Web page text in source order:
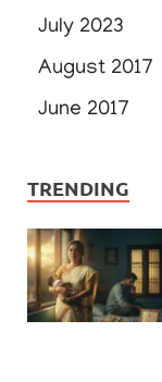
July 2023
August 2017
June 2017
TRENDING